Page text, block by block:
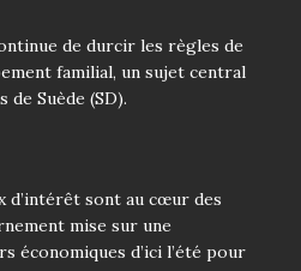
de durcir les règles de
familial, un sujet central
Suède (SD).
d’intérêt sont au cœur des
mise sur une
économiques d’ici l’été pour